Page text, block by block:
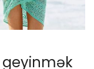
geyinmək